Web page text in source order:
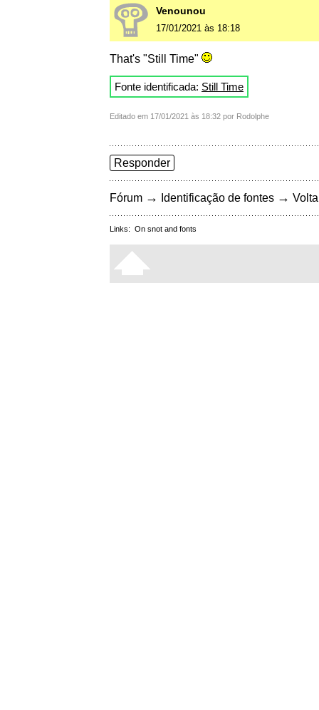
Venounou
17/01/2021 às 18:18
That's "Still Time"
Fonte identificada: Still Time
Editado em 17/01/2021 às 18:32 por Rodolphe
Responder
Fórum → Identificação de fontes →
Links: On snot and fonts